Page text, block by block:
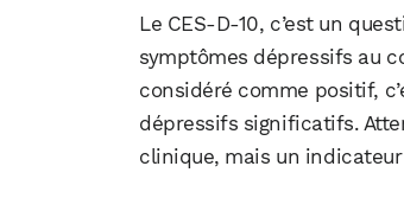
Le CES-D-10, c’est un
symptômes dépressifs au
considéré comme positif,
dépressifs significatifs.
clinique, mais un